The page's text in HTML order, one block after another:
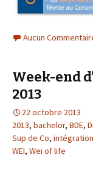
Aucun
Week-end
2013
22 octobre 2013
2013, bachelor, BDE,
Sup de Co, intégration
WEI, Wei of life